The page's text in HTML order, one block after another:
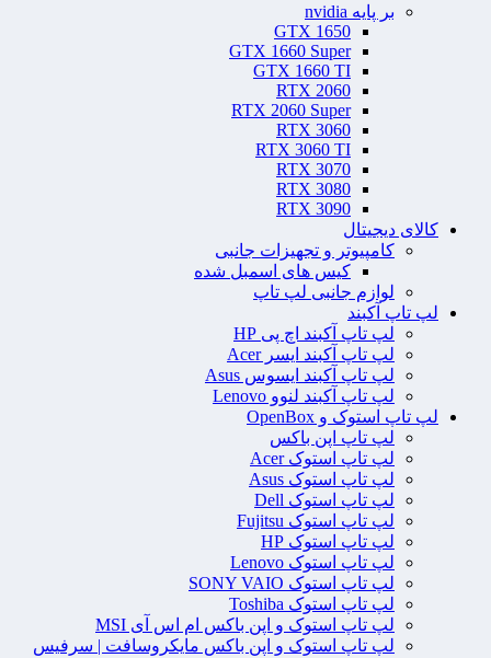
بر پایه nvidia
GTX 1650
GTX 1660 Super
GTX 1660 TI
RTX 2060
RTX 2060 Super
RTX 3060
RTX 3060 TI
RTX 3070
RTX 3080
RTX 3090
کالای دیجیتال
کامپیوتر و تجهیزات جانبی
کیس های اسمبل شده
لوازم جانبی لپ تاپ
لپ تاپ آکبند
لپ تاپ آکبند اچ پی HP
لپ تاپ آکبند ایسر Acer
لپ تاپ آکبند ایسوس Asus
لپ تاپ آکبند لنوو Lenovo
لپ تاپ استوک و OpenBox
لپ تاپ اپن باکس
لپ تاپ استوک Acer
لپ تاپ استوک Asus
لپ تاپ استوک Dell
لپ تاپ استوک Fujitsu
لپ تاپ استوک HP
لپ تاپ استوک Lenovo
لپ تاپ استوک SONY VAIO
لپ تاپ استوک Toshiba
لپ تاپ استوک و اپن باکس ام اس آی MSI
لپ تاپ استوک و اپن باکس مایکروسافت | سرفیس